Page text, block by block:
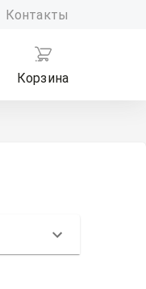
Контакты
Корзина